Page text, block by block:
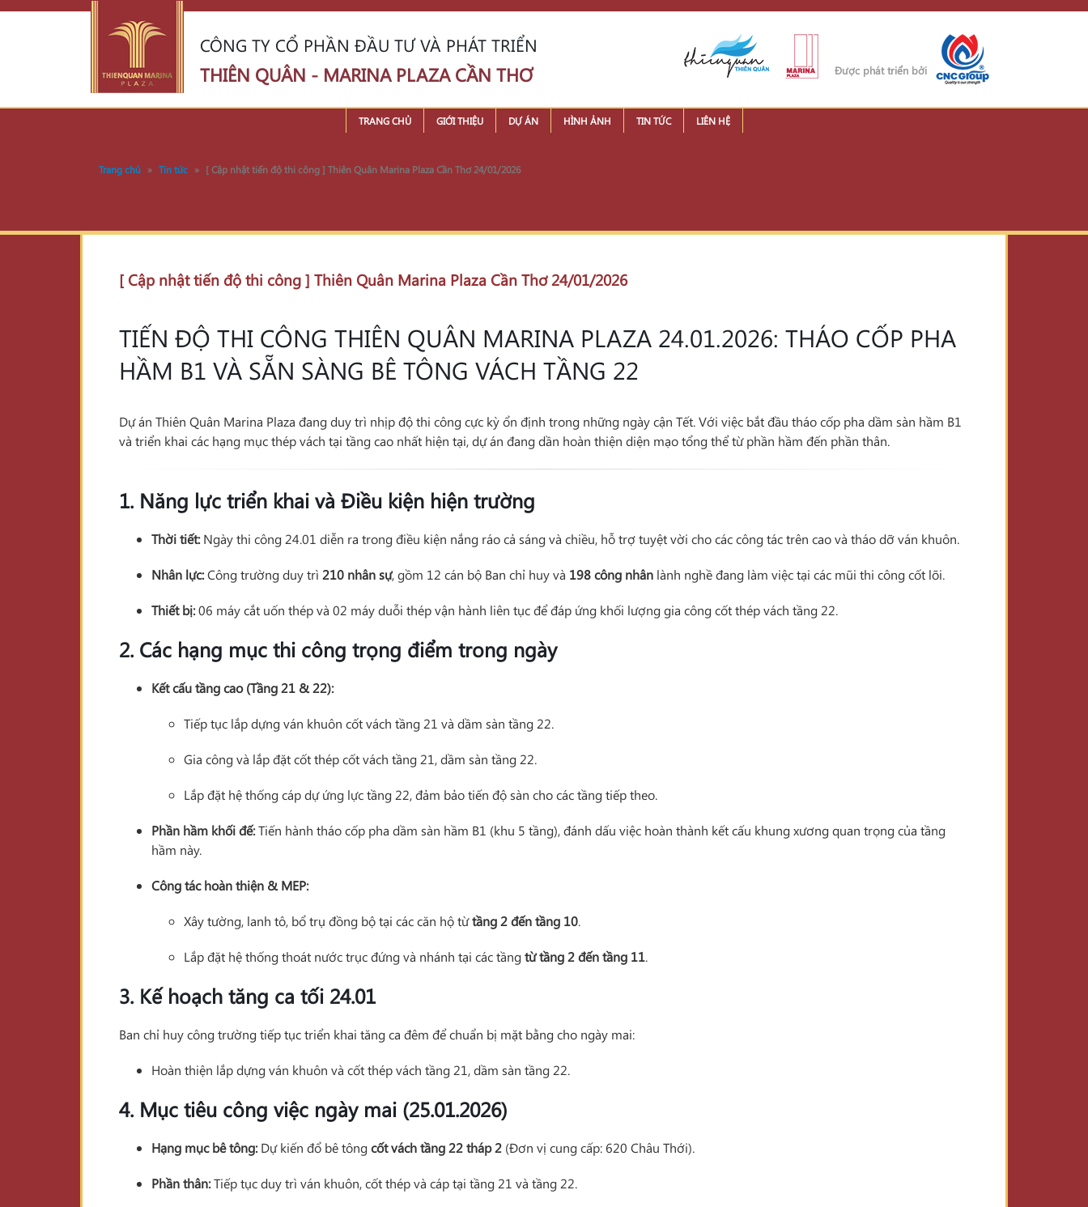
CÔNG TY CỔ PHẦN ĐẦU TƯ VÀ PHÁT TRIỂN
THIÊN QUÂN - MARINA PLAZA CẦN THƠ Được phát triển bởi
TRANG CHỦ GIỚI THIỆU DỰ ÁN HÌNH ẢNH TIN TỨC LIÊN HỆ
Trang chủ » Tin tức » [ Cập nhật tiến độ thi công ] Thiên Quân Marina Plaza Cần Thơ 24/01/2026
[ Cập nhật tiến độ thi công ] Thiên Quân Marina Plaza Cần Thơ 24/01/2026
TIẾN ĐỘ THI CÔNG THIÊN QUÂN MARINA PLAZA 24.01.2026: THÁO CỐP PHA
HẦM B1 VÀ SẴN SÀNG BÊ TÔNG VÁCH TẦNG 22
Dự án Thiên Quân Marina Plaza đang duy trì nhịp độ thi công cực kỳ ổn định trong những ngày cận Tết. Với việc bắt đầu tháo cốp pha dầm sàn hầm B1
và triển khai các hạng mục thép vách tại tầng cao nhất hiện tại, dự án đang dần hoàn thiện diện mạo tổng thể từ phần hầm đến phần thân.
1. Năng lực triển khai và Điều kiện hiện trường
Thời tiết:Ngày thi công 24.01 diễn ra trong điều kiện nắng ráo cả sáng và chiều, hỗ trợ tuyệt vời cho các công tác trên cao và tháo dỡ ván khuôn.
Nhân lực:Công trường duy trì 210 nhân sự, gồm 12 cán bộ Ban chỉ huy và 198 công nhân lành nghề đang làm việc tại các mũi thi công cốt lõi.
Thiết bị:06 máy cắt uốn thép và 02 máy duỗi thép vận hành liên tục để đáp ứng khối lượng gia công cốt thép vách tầng 22.
2. Các hạng mục thi công trọng điểm trong ngày
Kết cấu tầng cao (Tầng 21 & 22):
Tiếp tục lắp dựng ván khuôn cốt vách tầng 21 và dầm sàn tầng 22.
Gia công và lắp đặt cốt thép cốt vách tầng 21, dầm sàn tầng 22.
Lắp đặt hệ thống cáp dự ứng lực tầng 22, đảm bảo tiến độ sàn cho các tầng tiếp theo.
Phần hầm khối đế:Tiến hành tháo cốp pha dầm sàn hầm B1 (khu 5 tầng), đánh dấu việc hoàn thành kết cấu khung xương quan trọng của tầng
hầm này.
Công tác hoàn thiện & MEP:
Xây tường, lanh tô, bổ trụ đồng bộ tại các căn hộ từtầng 2 đến tầng 10.
Lắp đặt hệ thống thoát nước trục đứng và nhánh tại các tầngtừ tầng 2 đến tầng 11.
3. Kế hoạch tăng ca tối 24.01
Ban chỉ huy công trường tiếp tục triển khai tăng ca đêm để chuẩn bị mặt bằng cho ngày mai:
Hoàn thiện lắp dựng ván khuôn và cốt thép vách tầng 21, dầm sàn tầng 22.
4. Mục tiêu công việc ngày mai (25.01.2026)
Hạng mục bê tông:Dự kiến đổ bê tôngcốt vách tầng 22 tháp 2 (Đơn vị cung cấp: 620 Châu Thới).
Phần thân:Tiếp tục duy trì ván khuôn, cốt thép và cáp tại tầng 21 và tầng 22.